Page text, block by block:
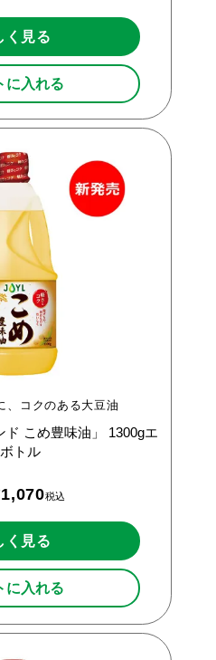
く見る
に入れる
、コクのある大豆油
ド こめ豊味油」 1300gエ
トル
1,070税込
く見る
に入れる